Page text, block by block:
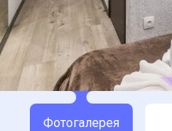
Фотогалерея